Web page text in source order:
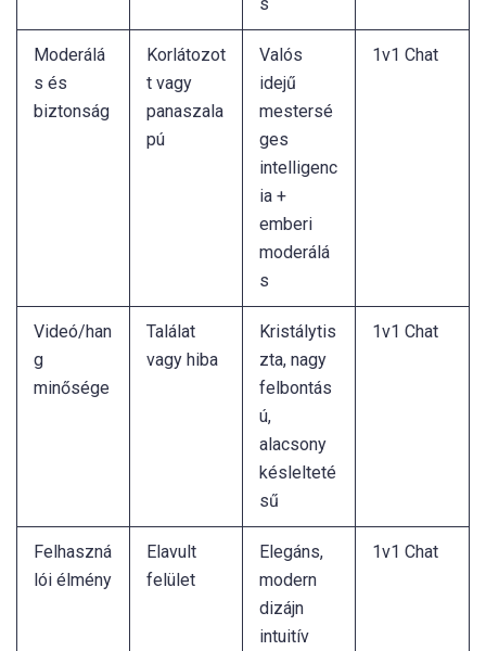
Moderálá
s és
biztonság
Korlátozot
t vagy
panaszala
pú
Valós
idejű
mestersé
ges
intelligenc
ia +
emberi
moderálá
s
1v1 Chat
Videó/han
g
minősége
Találat
vagy hiba
Kristálytis
zta, nagy
felbontás
ú,
alacsony
késlelteté
sű
1v1 Chat
Felhaszná
lói élmény
Elavult
felület
Elegáns,
modern
dizájn
intuitív
1v1 Chat